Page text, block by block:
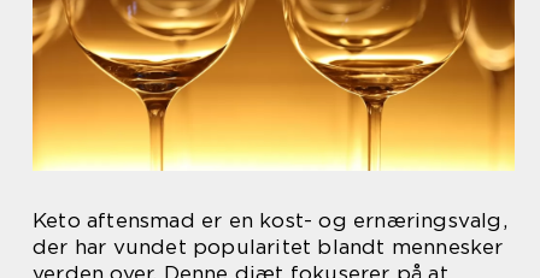
Keto aftensmad er en kost- og ernæringsvalg,
der har vundet popularitet blandt mennesker